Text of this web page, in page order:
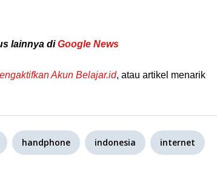
lainnya diGoogle News
Akun Belajar.id, atau artikel menarik
handphone indonesia internet